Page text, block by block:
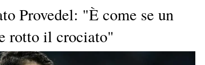
Provedel: "È come se un
rotto il crociato"